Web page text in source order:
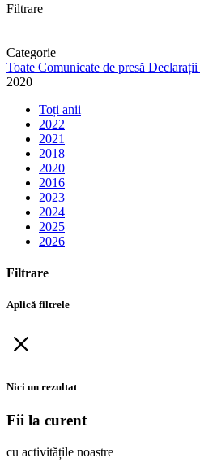
Filtrare
Categorie
Toate Comunicate de presă Declarații
2020
Toți anii
2022
2021
2018
2020
2016
2023
2024
2025
2026
Filtrare
Aplică filtrele
Nici un rezultat
Fii la curent
cu activitățile noastre